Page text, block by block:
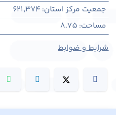
جمعیت مرکز استان:
621,374
مساحت:
8.75
شرایط و ضوابط